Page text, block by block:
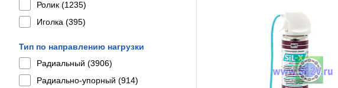
Ролик (1235)
Иголка (395)
Тип по направлению нагрузки
Радиальный (3906)
Радиально-упорный (914)